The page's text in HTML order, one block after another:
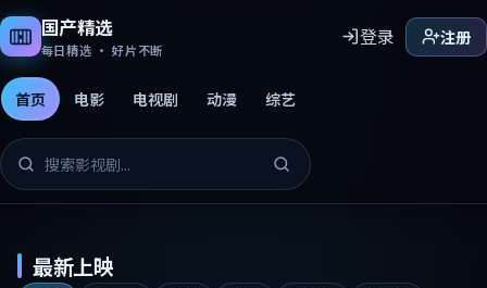
国产精选
每日精选 · 好片不断
首页 电影 电视剧 动漫 综艺
登录 注册
国产精选免费影片
最新上映